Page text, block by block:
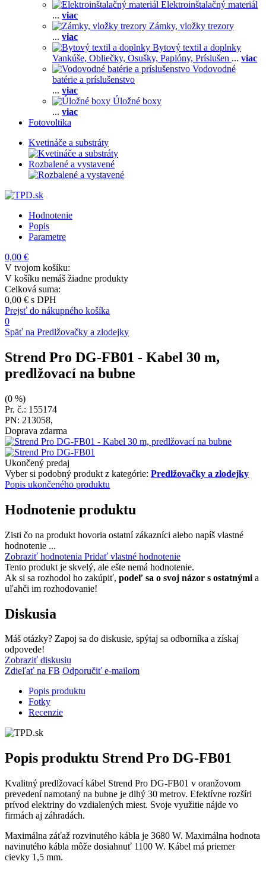
Elektroinštalačný materiál
... viac
Zámky, vložky trezory
... viac
Bytový textil a doplnky
Vankúše, Obliečky, Osušky, Paplóny, Príslušen ... viac
Vodovodné
batérie a príslušenstvo
... viac
Úložné boxy
... viac
Fotovoltika
Kvetináče a substráty
Rozbalené a vystavené
Hodnotenie
Popis
Parametre
0,00 €
V tvojom košíku:
V košíku nemáš žiadne produkty
Celková suma:
0,00 € s DPH
Prejsť do nákupného košíka
0
Späť na Predlžovačky a zlodejky
Strend Pro DG-FB01 - Kabel 30 m,
predlžovací na bubne
(0 %)
Pr. č.: 155174
PN: 213058,
Doprava zdarma
Ukončený predaj
Vyber si podobný produkt z kategórie: Predlžovačky a zlodejky
Popis ukončeného produktu
Hodnotenie produktu
Zisti čo na produkt hovoria ostatní zákazníci alebo napíš vlastné
hodnotenie ...
Zobraziť hodnotenia Pridať vlastné hodnotenie
Tento produkt je skvelý, ale ešte nemá hodnotenie.
Ak si sa rozhodol ho zakúpiť, podeľ sa o svoj názor s ostatnými a
uľahči im rozhodovanie!
Diskusia
Máš otázky? Zapoj sa do diskusie, spýtaj sa odborníka a získaj
odpovede!
Zobraziť diskusiu
Zdieľať na FB Odporučiť e-mailom
Popis produktu
Fotky
Recenzie
Popis produktu Strend Pro DG-FB01
Kvalitný predlžovací kábel Strend Pro DG-FB01 v oranžovom
prevedení namotaný na bubne je dlhý 30 metrov. Efektívne rozšíri
prívod elektriny do vzdialených miest. Svoje využitie nájde vo
firmách aj záhradách.
Maximálna záťaž rozvinutého kábla je 3680 W. Maximálna hodnota
navinutého kábla môže dosiahnuť 1100 W. Kábel má priemer
cievky 1,5 mm.